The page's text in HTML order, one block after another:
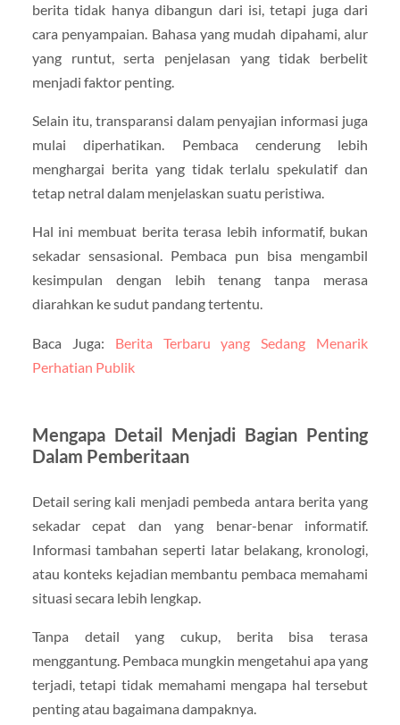
berita tidak hanya dibangun dari isi, tetapi juga dari
cara penyampaian. Bahasa yang mudah dipahami, alur
yang runtut, serta penjelasan yang tidak berbelit
menjadi faktor penting.
Selain itu, transparansi dalam penyajian informasi juga
mulai diperhatikan. Pembaca cenderung lebih
menghargai berita yang tidak terlalu spekulatif dan
tetap netral dalam menjelaskan suatu peristiwa.
Hal ini membuat berita terasa lebih informatif, bukan
sekadar sensasional. Pembaca pun bisa mengambil
kesimpulan dengan lebih tenang tanpa merasa
diarahkan ke sudut pandang tertentu.
Baca Juga: Berita Terbaru yang Sedang Menarik
Perhatian Publik
Mengapa Detail Menjadi Bagian Penting
Dalam Pemberitaan
Detail sering kali menjadi pembeda antara berita yang
sekadar cepat dan yang benar-benar informatif.
Informasi tambahan seperti latar belakang, kronologi,
atau konteks kejadian membantu pembaca memahami
situasi secara lebih lengkap.
Tanpa detail yang cukup, berita bisa terasa
menggantung. Pembaca mungkin mengetahui apa yang
terjadi, tetapi tidak memahami mengapa hal tersebut
penting atau bagaimana dampaknya.